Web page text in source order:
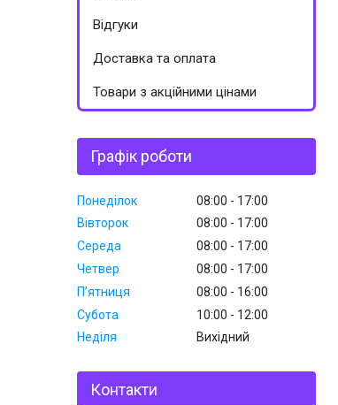
Відгуки
Доставка та оплата
Товари з акційними цінами
Графік роботи
Понеділок 08:00
17:00
Вівторок
08:00
17:00
Середа
08:00
17:00
Четвер
08:00
17:00
Пʼятниця
08:00
16:00
Субота
10:00
12:00
Неділя
Вихідний
Контакти